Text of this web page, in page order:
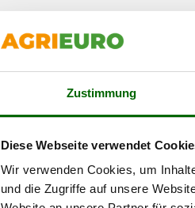
Zustimmung
Diese Webseite verwendet
Wir verwenden Cookies, um
und die Zugriffe auf unsere